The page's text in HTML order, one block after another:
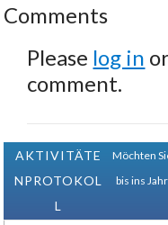
Comments
Please log in
comment.
AKTIVITÄTE
NPROTOKOL
L
Möchten
bis ins